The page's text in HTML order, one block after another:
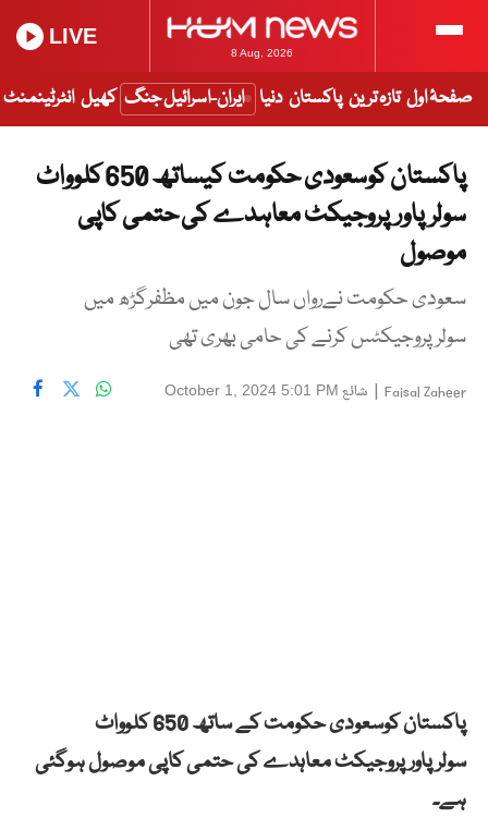
8 Aug, 2026
LIVE
صفحۂ اول تازہ ترین پاکستان دنیا ایران-اسرائیل جنگ کھیل انٹرٹینمنٹ
پاکستان کوسعودی حکومت کیساتھ 650 کلوواٹ
سولرپاورپروجیکٹ معاہدے کی حتمی کاپی
موصول
سعودی حکومت نےرواں سال جون میں مظفرگڑھ میں
سولرپروجیکٹس کرنے کی حامی بھری تھی
Faisal Zaheer
| شائع October 1, 2024 5:01 PM
پاکستان کوسعودی حکومت کے ساتھ 650 کلوواٹ
سولرپاورپروجیکٹ معاہدے کی حتمی کاپی موصول ہوگئی
ہے۔